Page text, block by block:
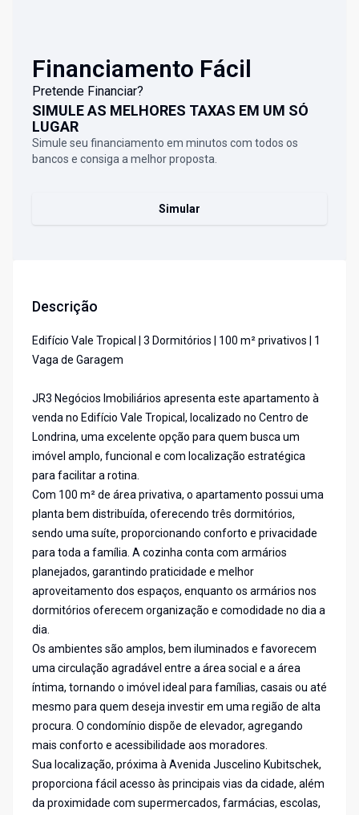
Financiamento Fácil
Pretende Financiar?
SIMULE AS MELHORES TAXAS EM UM SÓ
LUGAR
Simule seu financiamento em minutos com todos os
bancos e consiga a melhor proposta.
Simular
Descrição
Edifício Vale Tropical | 3 Dormitórios | 100 m² privativos | 1
Vaga de Garagem
JR3 Negócios Imobiliários apresenta este apartamento à
venda no Edifício Vale Tropical, localizado no Centro de
Londrina, uma excelente opção para quem busca um
imóvel amplo, funcional e com localização estratégica
para facilitar a rotina.
Com 100 m² de área privativa, o apartamento possui uma
planta bem distribuída, oferecendo três dormitórios,
sendo uma suíte, proporcionando conforto e privacidade
para toda a família. A cozinha conta com armários
planejados, garantindo praticidade e melhor
aproveitamento dos espaços, enquanto os armários nos
dormitórios oferecem organização e comodidade no dia a
dia.
Os ambientes são amplos, bem iluminados e favorecem
uma circulação agradável entre a área social e a área
íntima, tornando o imóvel ideal para famílias, casais ou até
mesmo para quem deseja investir em uma região de alta
procura. O condomínio dispõe de elevador, agregando
mais conforto e acessibilidade aos moradores.
Sua localização, próxima à Avenida Juscelino Kubitschek,
proporciona fácil acesso às principais vias da cidade, além
da proximidade com supermercados, farmácias, escolas,